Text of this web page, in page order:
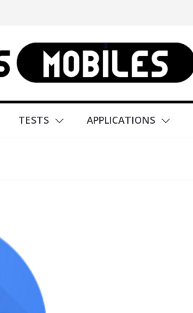
TESTS APPLICATIONS